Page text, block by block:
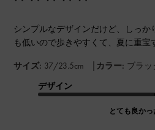
シンプルなデザインだけど、しっ
も低いので歩きやすくて、夏に重宝
サイズ: 37/23.5cm | カラー: ブラッ
デザイン
とても良かっ